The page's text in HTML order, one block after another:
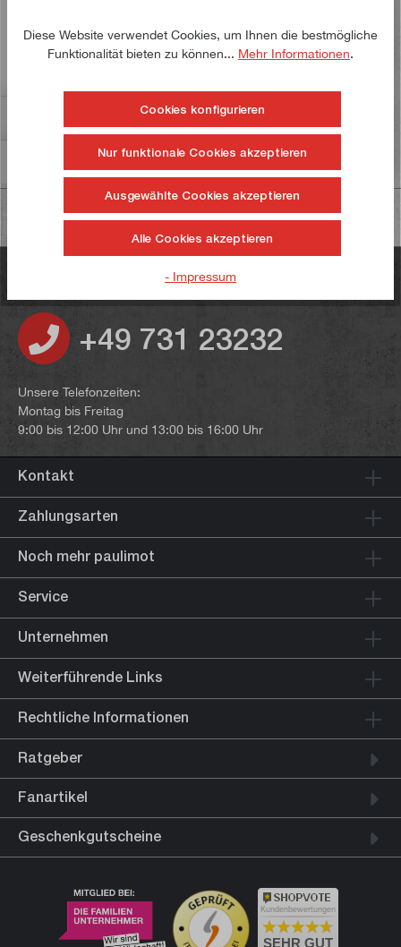
Dieser Stechbeitel verfügt über eine durchgehende
Klinge und eine Schlagkappe für eine lange
Informationen zur Produktsicherheit
Haben Sie noch Fragen?
+49 731 23232
Unsere Telefonzeiten:
Montag bis Freitag
9:00 bis 12:00 Uhr und 13:00 bis 16:00 Uhr
Kontakt
Zahlungsarten
Noch mehr paulimot
Service
Unternehmen
Weiterführende Links
Rechtliche Informationen
Ratgeber
Fanartikel
Geschenkgutscheine
Kundenbewertungen
SEHR GUT
Diese Website verwendet Cookies, um Ihnen die bestmögliche
Funktionalität bieten zu können... Mehr Informationen.
Cookies konfigurieren
Nur funktionale Cookies akzeptieren
Ausgewählte Cookies akzeptieren
Alle Cookies akzeptieren
- Impressum